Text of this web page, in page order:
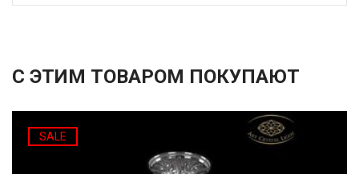
С ЭТИМ ТОВАРОМ ПОКУПАЮТ
SALE